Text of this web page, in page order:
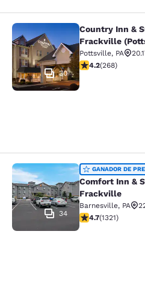
Country Inn &
30
Country Inn &
Frackville
Pottsville, PA
calificación de
4.2(268)
Comfort Inn &
34
GANADOR DE
Comfort Inn &
Frackville
Barnesville, PA
calificación de
4.7(1321)